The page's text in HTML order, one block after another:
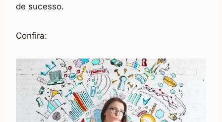
de sucesso.
Confira: